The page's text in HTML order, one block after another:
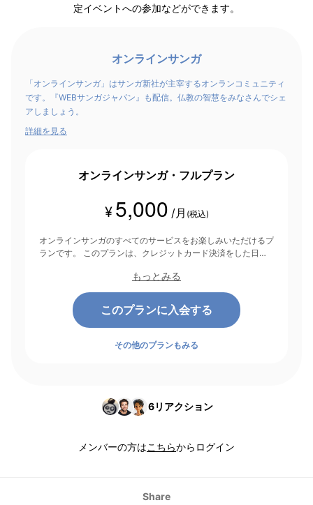
定イベントへの参加などができます。
オンラインサンガ
「オンラインサンガ」はサンガ新社が主宰するオンランコミュニティ
です。『WEBサンガジャパン』も配信。仏教の智慧をみなさんでシェ
アしましょう。
詳細を見る
オンラインサンガ・フルプラン
¥ 5,000 /月 (税込)
オンラインサンガのすべてのサービスをお楽しみいただけるプ
ランです。 このプランは、クレジットカード決済をした日を
もっとみる
このプランに入会する
その他のプランもみる
6リアクション
メンバーの方はこちらからログイン
Share